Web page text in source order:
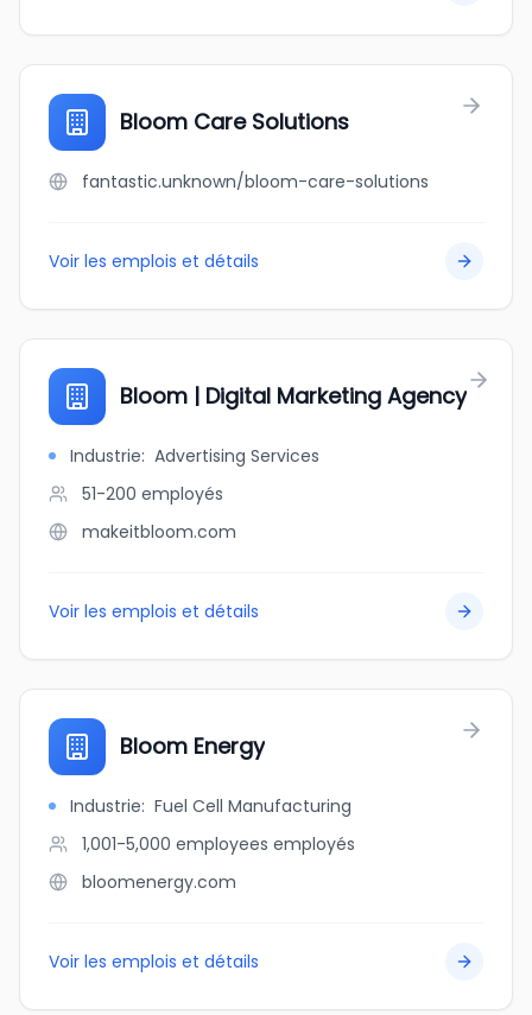
Bloom Care Solutions
fantastic.unknown/bloom-care-solutions
Voir les emplois et détails
Bloom | Digital Marketing Agency
Industrie: Advertising Services
51-200 employés
makeitbloom.com
Voir les emplois et détails
Bloom Energy
Industrie: Fuel Cell Manufacturing
1,001-5,000 employees employés
bloomenergy.com
Voir les emplois et détails